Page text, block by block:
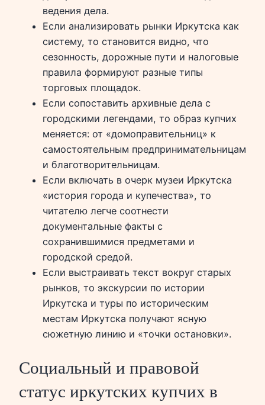
ведения дела.
Если анализировать рынки Иркутска как
систему, то становится видно, что
сезонность, дорожные пути и налоговые
правила формируют разные типы
торговых площадок.
Если сопоставить архивные дела с
городскими легендами, то образ купчих
меняется: от «домоправительниц» к
самостоятельным предпринимательницам
и благотворительницам.
Если включать в очерк музеи Иркутска
«история города и купечества», то
читателю легче соотнести
документальные факты с
сохранившимися предметами и
городской средой.
Если выстраивать текст вокруг старых
рынков, то экскурсии по истории
Иркутска и туры по историческим
местам Иркутска получают ясную
сюжетную линию и «точки остановки».
Социальный и правовой
статус иркутских купчих в